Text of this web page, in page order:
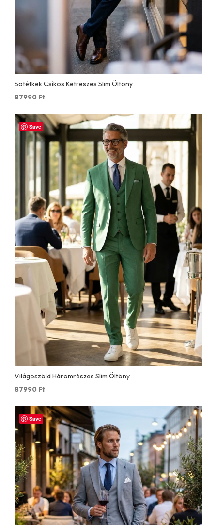
Sötétkék Csíkos Kétrészes Slim Öltöny
87990 Ft
Save
Világoszöld Háromrészes Slim Öltöny
87990 Ft
Save